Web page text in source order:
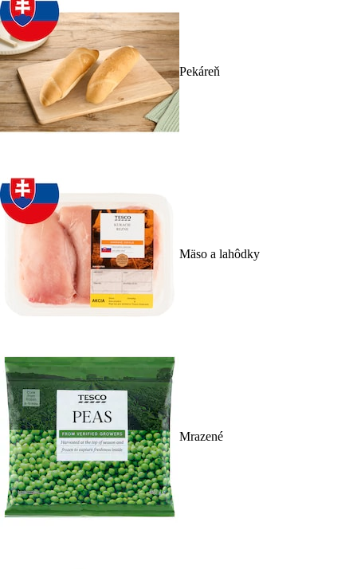
Pekáreň
Mäso a lahôdky
Mrazené